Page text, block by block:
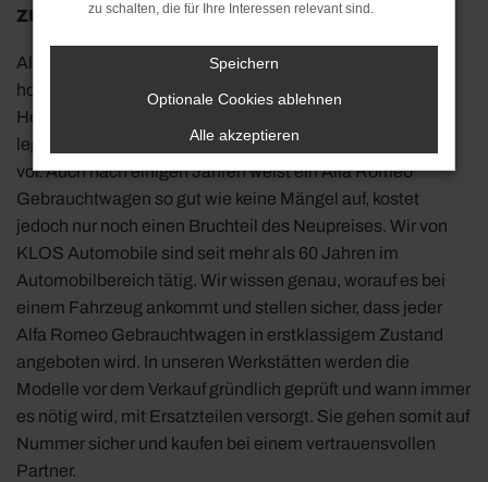
zuverlässig und preisgünstig
Alfa Romeo Gebrauchtwagen zeichnen sich durch ihren
hohen Werterhalt und Ihre Zuverlässigkeit aus. Der
Hersteller verfügt über ein hohes Maß an Erfahrung und
legt in jeder Modellgeneration überzeugende Fahrzeuge
vor. Auch nach einigen Jahren weist ein Alfa Romeo
Gebrauchtwagen so gut wie keine Mängel auf, kostet
jedoch nur noch einen Bruchteil des Neupreises. Wir von
KLOS Automobile sind seit mehr als 60 Jahren im
Automobilbereich tätig. Wir wissen genau, worauf es bei
einem Fahrzeug ankommt und stellen sicher, dass jeder
Alfa Romeo Gebrauchtwagen in erstklassigem Zustand
angeboten wird. In unseren Werkstätten werden die
Modelle vor dem Verkauf gründlich geprüft und wann immer
es nötig wird, mit Ersatzteilen versorgt. Sie gehen somit auf
Nummer sicher und kaufen bei einem vertrauensvollen
Partner.
zu schalten, die für Ihre Interessen relevant sind.
Speichern
Optionale Cookies ablehnen
Alle akzeptieren